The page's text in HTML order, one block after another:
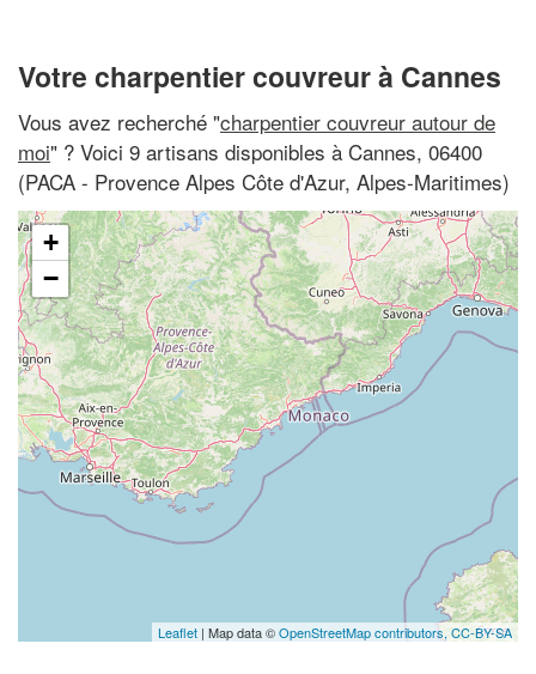
Votre charpentier couvreur à Cannes
Vous avez recherché "charpentier couvreur autour de
moi" ? Voici 9 artisans disponibles à Cannes, 06400
(PACA - Provence Alpes Côte d'Azur, Alpes-Maritimes)
+
−
Leaflet | Map data ©OpenStreetMap contributors, CC-BY-SA